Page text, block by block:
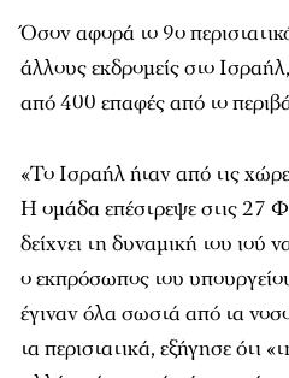
Όσον αφορά το 9ο
άλλους εκδρομείς στο
από 400 επαφές από το
«Το Ισραήλ ήταν από τις
Η ομάδα επέστρεψε στις 27
δείχνει τη δυναμική του ιού
ο εκπρόσωπος του
έγιναν όλα σωστά από τα
τα περιστατικά, εξήγησε ότι